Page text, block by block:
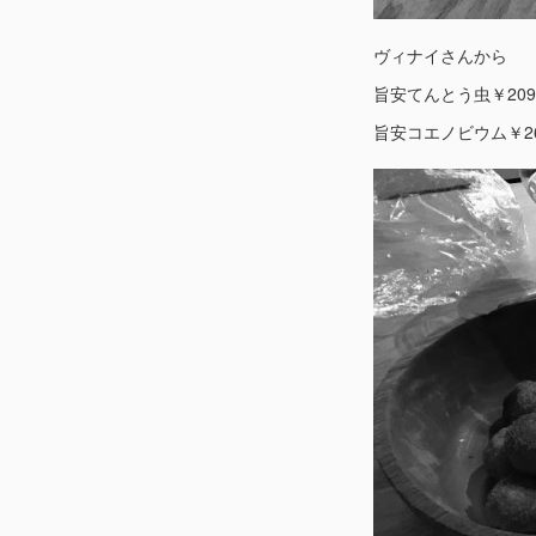
ヴィナイさんから
旨安てんとう虫￥
旨安コエノビウム￥